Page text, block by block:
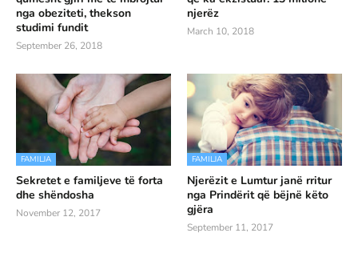
nga obeziteti, thekson
studimi fundit
September 26, 2018
njerëz
March 10, 2018
FAMILJA
Sekretet e familjeve të forta
dhe shëndosha
November 12, 2017
FAMILJA
Njerëzit e Lumtur janë rritur
nga Prindërit që bëjnë këto
gjëra
September 11, 2017